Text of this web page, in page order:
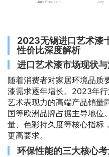
2023无锡进口艺术漆
性价比深度解析
进口艺术漆市场现状
随着消费者对家居环境品质
漆需求逐年增长。2023年
艺术表现力的高端产品销量
国等欧洲品牌占据主导地位
量、色彩持久度等核心指标
更高要求。
环保性能的三大核心